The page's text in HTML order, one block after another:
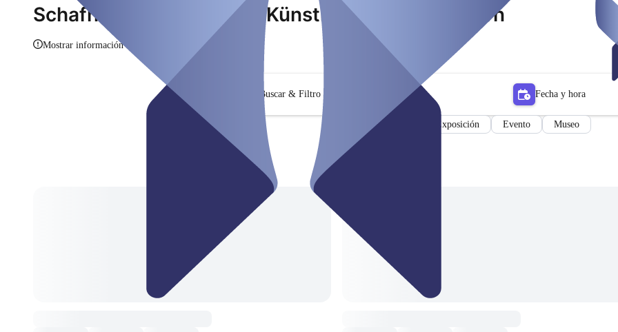
Schafhof - Europäisches Künstlerhaus Oberbayern
Mostrar información
Buscar & Filtro Fecha y hora
Exposición Evento Museo